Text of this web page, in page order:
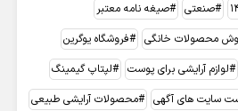
صنعتی
صیغه نامه معتبر
محصولات خانگی
فروشگاه یوگرین
لوازم آرایشی برای پوست
لپتاپ گیمینگ
سایت های آگهی
محصولات آرایشی طبیعی